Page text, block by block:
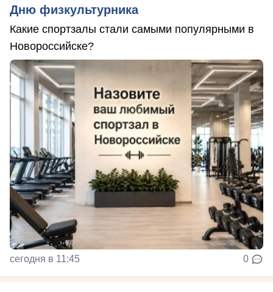
Дню физкультурника
Какие спортзалы стали самыми популярными в
Новороссийске?
сегодня в 11:45 0